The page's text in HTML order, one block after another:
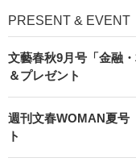
PRESENT & EVENT
文藝春秋9月号「金融
＆プレゼント
週刊文春WOMAN夏号
ト